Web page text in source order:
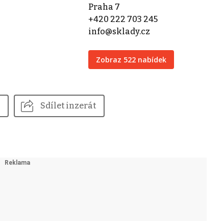
Praha 7
+420 222 703 245
info@sklady.cz
Zobraz 522 nabídek
Sdílet inzerát